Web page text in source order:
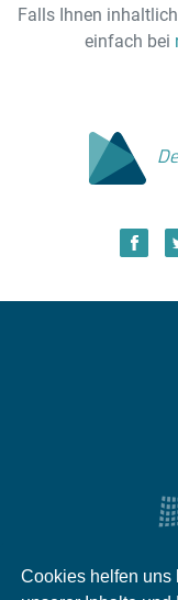
Cookies helfen uns
Falls Ihnen
einfach bei